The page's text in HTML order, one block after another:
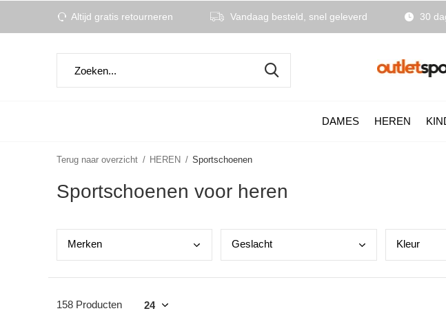
DAMES HEREN
Altijd gratis retourneren Vandaag besteld, snel geleverd 30
Terug naar overzicht HEREN Sportschoenen
Sportschoenen voor heren
Merken Geslacht Kleur
158 Producten